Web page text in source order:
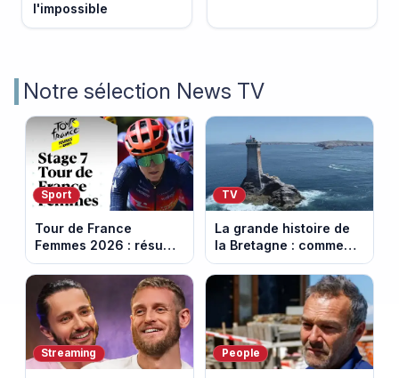
l'impossible
Notre sélection News TV
Sport
Tour de France
Femmes 2026 : résumé
vidéo de la 7e étape
avec l'ascension du
Mont Ventoux
TV
La grande histoire de
la Bretagne : comment
les Bretons ont
défendu leur culture
au fil des décennies
Streaming People